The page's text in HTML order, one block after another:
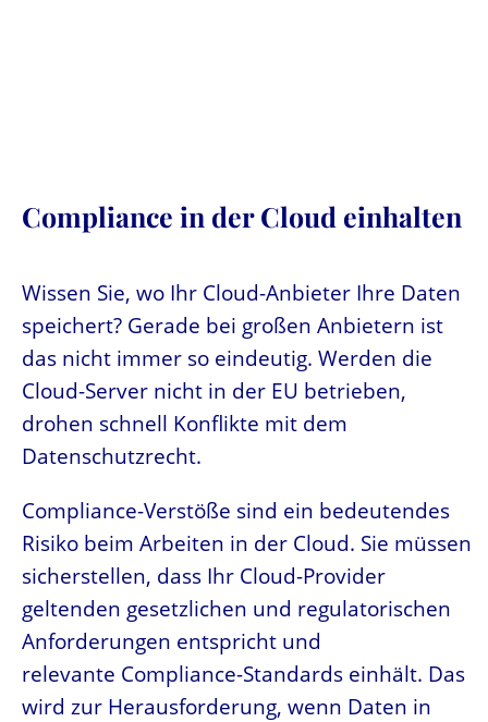
Compliance in der Cloud einhalten
Wissen Sie, wo Ihr Cloud-Anbieter Ihre Daten
speichert? Gerade bei großen Anbietern ist
das nicht immer so eindeutig. Werden die
Cloud-Server nicht in der EU betrieben,
drohen schnell Konflikte mit dem
Datenschutzrecht.
Compliance-Verstöße sind ein bedeutendes
Risiko beim Arbeiten in der Cloud. Sie müssen
sicherstellen, dass Ihr Cloud-Provider
geltenden gesetzlichen und regulatorischen
Anforderungen entspricht und
relevante Compliance-Standards einhält. Das
wird zur Herausforderung, wenn Daten in